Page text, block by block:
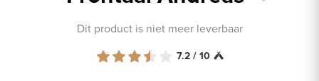
Dit product is niet meer leverbaar
7.2 / 10